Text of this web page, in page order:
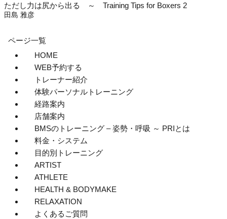
ただし力は尻から出る ～ Training Tips for Boxers 2
田島 雅彦
ページ一覧
HOME
WEB予約する
トレーナー紹介
体験パーソナルトレーニング
経路案内
店舗案内
BMSのトレーニング – 姿勢・呼吸 ～ PRIとは
料金・システム
目的別トレーニング
ARTIST
ATHLETE
HEALTH & BODYMAKE
RELAXATION
よくあるご質問